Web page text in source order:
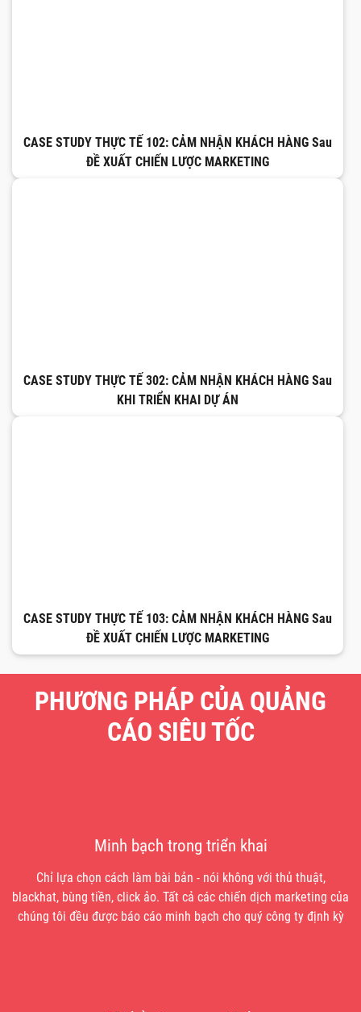
CASE STUDY THỰC TẾ 102: CẢM NHẬN KHÁCH HÀNG Sau
ĐỀ XUẤT CHIẾN LƯỢC MARKETING
CASE STUDY THỰC TẾ 302: CẢM NHẬN KHÁCH HÀNG Sau
KHI TRIỂN KHAI DỰ ÁN
CASE STUDY THỰC TẾ 103: CẢM NHẬN KHÁCH HÀNG Sau
ĐỀ XUẤT CHIẾN LƯỢC MARKETING
PHƯƠNG PHÁP CỦA QUẢNG
CÁO SIÊU TỐC
Minh bạch trong triển khai
Chỉ lựa chọn cách làm bài bản - nói không với thủ thuật,
blackhat, bùng tiền, click ảo. Tất cả các chiến dịch marketing của
chúng tôi đều được báo cáo minh bạch cho quý công ty định kỳ